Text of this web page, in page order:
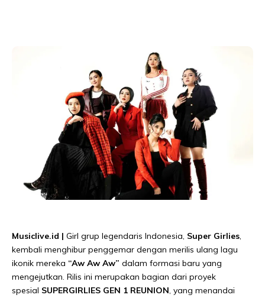
Musiclive.id | Girl grup legendaris Indonesia, Super Girlies,
kembali menghibur penggemar dengan merilis ulang lagu
ikonik mereka “Aw Aw Aw” dalam formasi baru yang
mengejutkan. Rilis ini merupakan bagian dari proyek
spesial SUPERGIRLIES GEN 1 REUNION, yang menandai